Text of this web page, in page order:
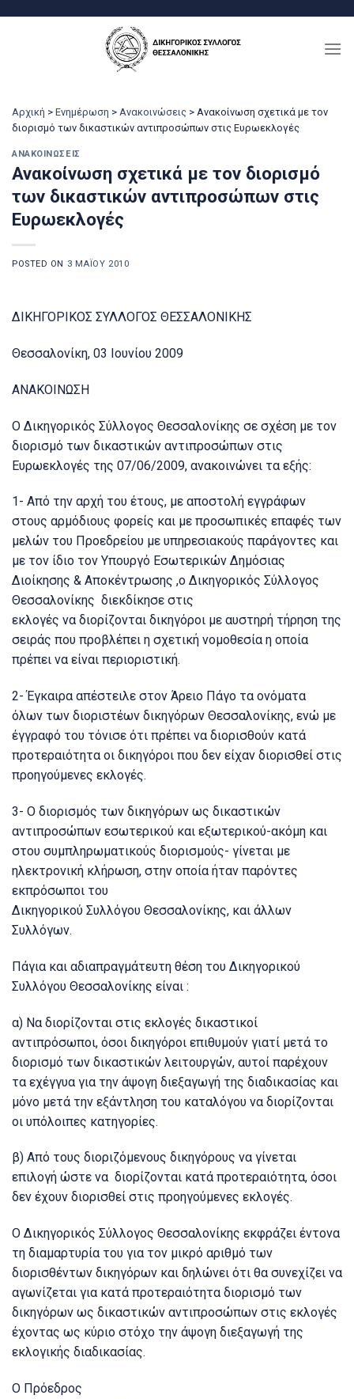
Αρχική > Ενημέρωση > Ανακοινώσεις > Ανακοίνωση σχετικά με τον
διορισμό των δικαστικών αντιπροσώπων στις Ευρωεκλογές
ΑΝΑΚΟΙΝΏΣΕΙΣ
Ανακοίνωση σχετικά με τον διορισμό
των δικαστικών αντιπροσώπων στις
Ευρωεκλογές
POSTED ON 3 ΜΑΪ́ΟΥ 2010
ΔΙΚΗΓΟΡΙΚΟΣ ΣΥΛΛΟΓΟΣ ΘΕΣΣΑΛΟΝΙΚΗΣ
Θεσσαλονίκη, 03 Ιουνίου 2009
ΑΝΑΚΟΙΝΩΣΗ
Ο Δικηγορικός Σύλλογος Θεσσαλονίκης σε σχέση με τον
διορισμό των δικαστικών αντιπροσώπων στις
Ευρωεκλογές της 07/06/2009, ανακοινώνει τα εξής:
1- Από την αρχή του έτους, με αποστολή εγγράφων
στους αρμόδιους φορείς και με προσωπικές επαφές των
μελών του Προεδρείου με υπηρεσιακούς παράγοντες και
με τον ίδιο τον Υπουργό Εσωτερικών Δημόσιας
Διοίκησης & Αποκέντρωσης ,ο Δικηγορικός Σύλλογος
Θεσσαλονίκης διεκδίκησε στις
εκλογές να διορίζονται δικηγόροι με αυστηρή τήρηση της
σειράς που προβλέπει η σχετική νομοθεσία η οποία
πρέπει να είναι περιοριστική.
2- Έγκαιρα απέστειλε στον Άρειο Πάγο τα ονόματα
όλων των διοριστέων δικηγόρων Θεσσαλονίκης, ενώ με
έγγραφό του τόνισε ότι πρέπει να διορισθούν κατά
προτεραιότητα οι δικηγόροι που δεν είχαν διορισθεί στις
προηγούμενες εκλογές.
3- Ο διορισμός των δικηγόρων ως δικαστικών
αντιπροσώπων εσωτερικού και εξωτερικού-ακόμη και
στου συμπληρωματικούς διορισμούς- γίνεται με
ηλεκτρονική κλήρωση, στην οποία ήταν παρόντες
εκπρόσωποι του
Δικηγορικού Συλλόγου Θεσσαλονίκης, και άλλων
Συλλόγων.
Πάγια και αδιαπραγμάτευτη θέση του Δικηγορικού
Συλλόγου Θεσσαλονίκης είναι :
α) Να διορίζονται στις εκλογές δικαστικοί
αντιπρόσωποι, όσοι δικηγόροι επιθυμούν γιατί μετά το
διορισμό των δικαστικών λειτουργών, αυτοί παρέχουν
τα εχέγγυα για την άψογη διεξαγωγή της διαδικασίας και
μόνο μετά την εξάντληση του καταλόγου να διορίζονται
οι υπόλοιπες κατηγορίες.
β) Από τους διοριζόμενους δικηγόρους να γίνεται
επιλογή ώστε να διορίζονται κατά προτεραιότητα, όσοι
δεν έχουν διορισθεί στις προηγούμενες εκλογές.
Ο Δικηγορικός Σύλλογος Θεσσαλονίκης εκφράζει έντονα
τη διαμαρτυρία του για τον μικρό αριθμό των
διορισθέντων δικηγόρων και δηλώνει ότι θα συνεχίζει να
αγωνίζεται για κατά προτεραιότητα διορισμό των
δικηγόρων ως δικαστικών αντιπροσώπων στις εκλογές
έχοντας ως κύριο στόχο την άψογη διεξαγωγή της
εκλογικής διαδικασίας.
Ο Πρόεδρος